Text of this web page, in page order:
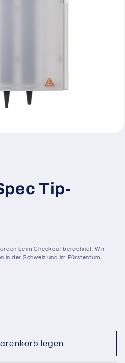
Tip-
beim Checkout berechnet. Wir
in der Schweiz und im Fürstentum
legen